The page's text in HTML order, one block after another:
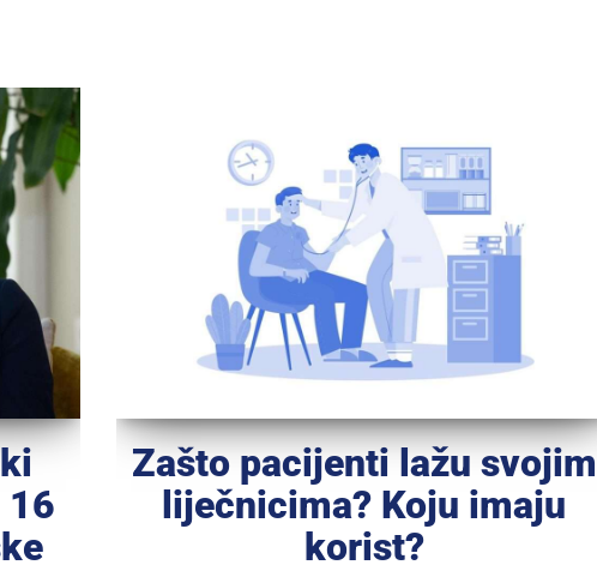
16
Zašto pacijenti lažu svojim
liječnicima? Koju imaju
korist?